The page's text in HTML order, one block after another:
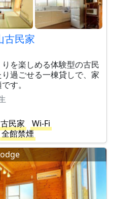
古民家
を楽しめる体験型の古民
過ごせる一棟貸しで、家
す。
古民家
Wi-Fi
全館禁煙